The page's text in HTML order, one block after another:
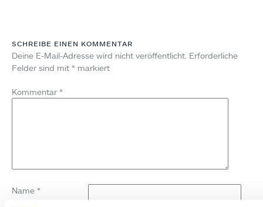
SCHREIBE EINEN KOMMENTAR
Deine E-Mail-Adresse wird nicht veröffentlicht. Erforderliche
Felder sind mit * markiert
Kommentar *
Name *